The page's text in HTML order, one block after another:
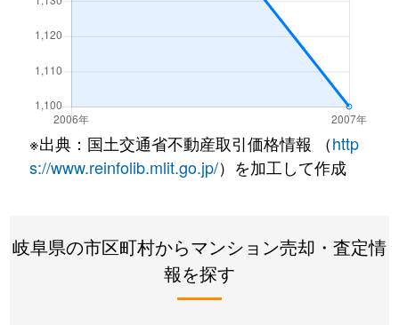
※出典：国土交通省不動産取引価格情報 （http
s://www.reinfolib.mlit.go.jp/）を加工して作成
岐阜県の市区町村からマンション売却・査定情
報を探す